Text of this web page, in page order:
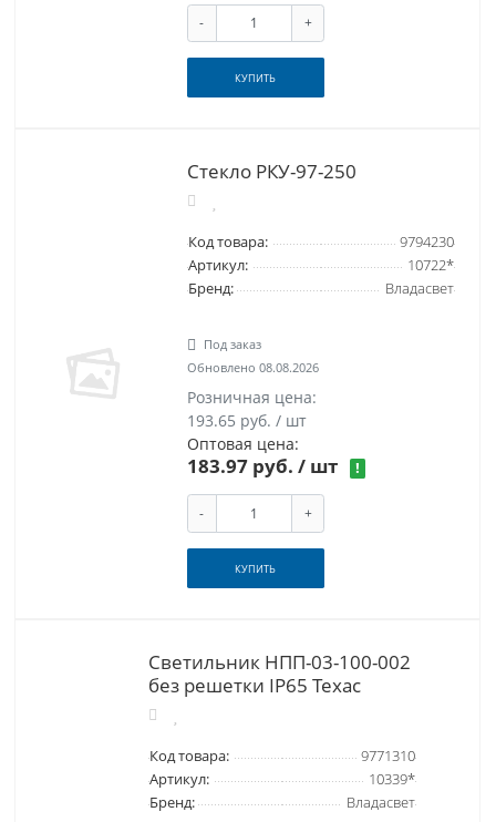
- +
КУПИТЬ
Стекло РКУ-97-250
Код товара:
9794230
Артикул:
10722*
Бренд:
Владасвет
Под заказ
Обновлено 08.08.2026
Розничная цена:
193.65 руб. / шт
Оптовая цена:
183.97 руб. / шт !
- +
КУПИТЬ
Светильник НПП-03-100-002
без решетки IP65 Техас
Код товара:
9771310
Артикул:
10339*
Бренд:
Владасвет